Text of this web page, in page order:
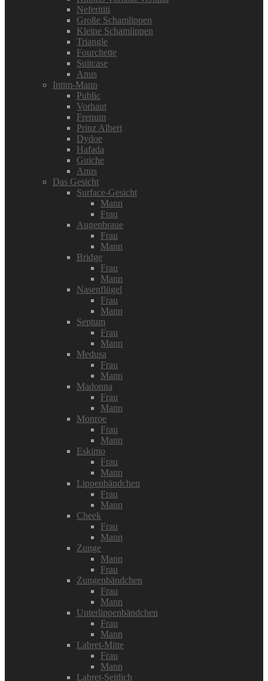
Neferititi
Große Schamlippen
Kleine Schamlippen
Triangle
Fourchette
Suitcase
Anus
Intim-Mann
Public
Vorhaut
Frenum
Prinz Albert
Dydoe
Hafada
Guiche
Anus
Das Gesicht
Surface-Gesicht
Mann
Frau
Augenbraue
Frau
Mann
Bridge
Frau
Mann
Nasenflügel
Frau
Mann
Septum
Frau
Mann
Medusa
Frau
Mann
Madonna
Frau
Mann
Monroe
Frau
Mann
Eskimo
Frau
Mann
Lippenbändchen
Frau
Mann
Cheek
Frau
Mann
Zunge
Mann
Frau
Zungenbändchen
Frau
Mann
Unterlippenbändchen
Frau
Mann
Labret-Mitte
Frau
Mann
Labret-Seitlich